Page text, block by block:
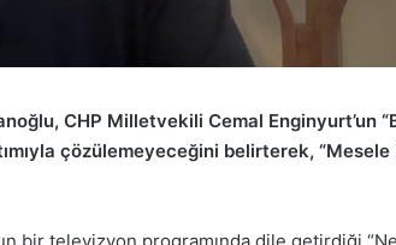
, CHP Milletvekili Cemal Enginyurt’un
çözülemeyeceğini belirterek,